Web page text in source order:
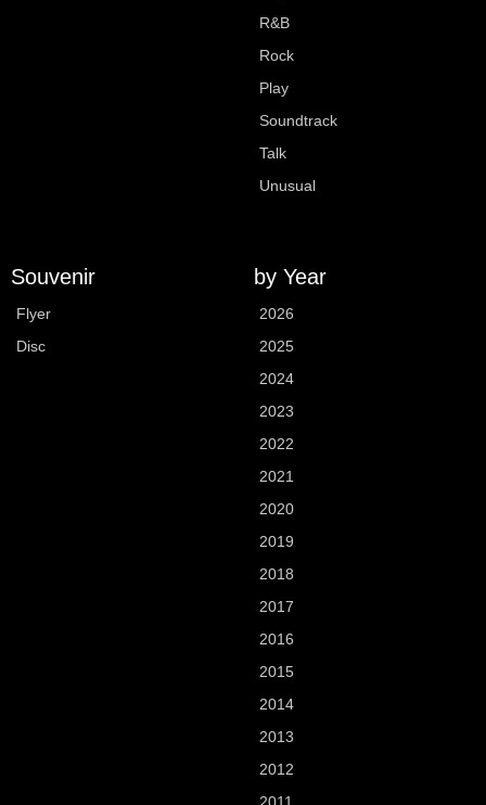
R&B
Rock
Play
Soundtrack
Talk
Unusual
Souvenir
Flyer
Disc
by Year
2026
2025
2024
2023
2022
2021
2020
2019
2018
2017
2016
2015
2014
2013
2012
2011